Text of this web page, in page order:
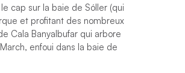
cap sur la baie de Sóller (qui
et profitant des nombreux
Cala Banyalbufar qui arbore
enfoui dans la baie de